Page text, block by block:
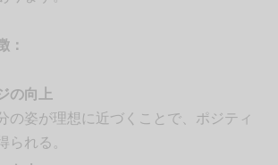
：
の向上
の姿が理想に近づくことで、ポジティ
られる。